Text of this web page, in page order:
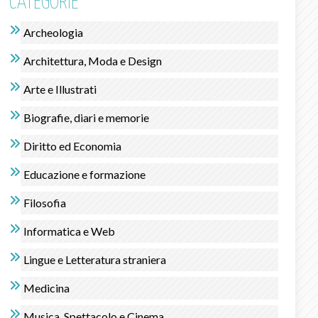
Archeologia
Architettura, Moda e Design
Arte e Illustrati
Biografie, diari e memorie
Diritto ed Economia
Educazione e formazione
Filosofia
Informatica e Web
Lingue e Letteratura straniera
Medicina